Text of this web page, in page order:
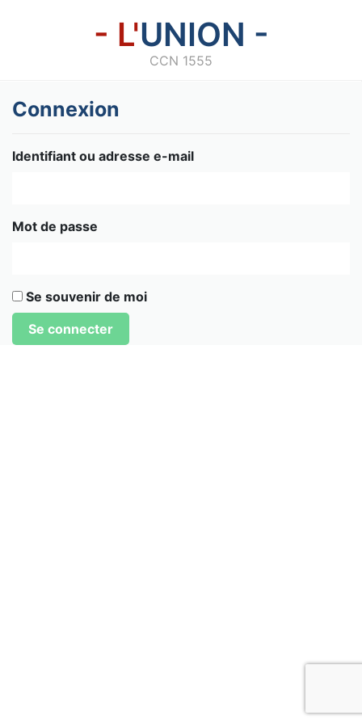
- L'UNION -
CCN 1555
Connexion
Identifiant ou adresse e-mail
Mot de passe
Se souvenir de moi